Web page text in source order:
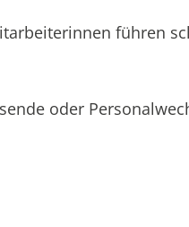
führen
oder